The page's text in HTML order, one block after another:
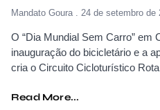
Mandato Goura 24 de setembro de
O “Dia Mundial Sem Carro” em
inauguração do bicicletário e a
cria o Circuito Cicloturístico
Read More...